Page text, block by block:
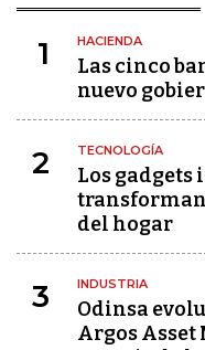
1 HACIENDA
Las cinco
nuevo
2 TECNOLOGÍA
Los gadgets
del hogar
3 INDUSTRIA
Odinsa
Argos Asset